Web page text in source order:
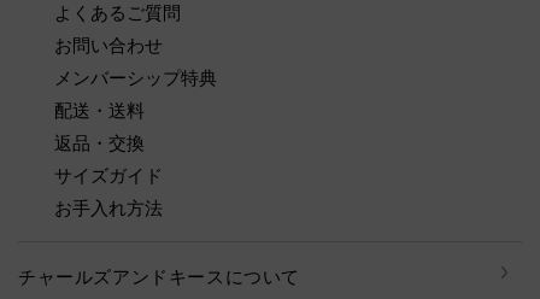
よくあるご質問
お問い合わせ
メンバーシップ特典
配送・送料
返品・交換
サイズガイド
お手入れ方法
チャールズアンドキースについて